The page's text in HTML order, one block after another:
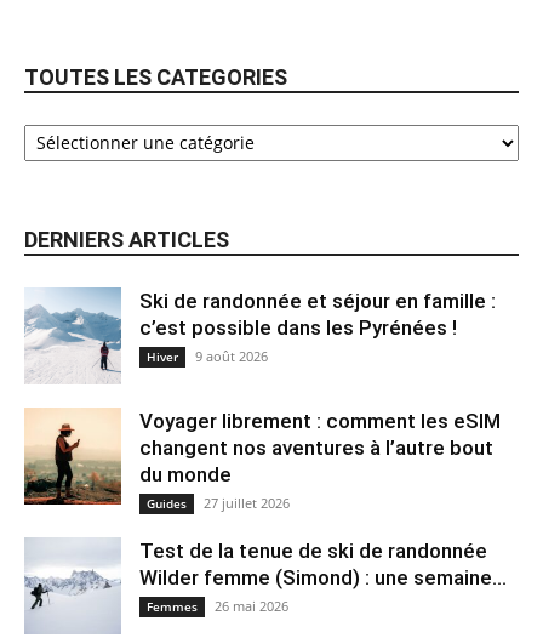
TOUTES LES CATEGORIES
DERNIERS ARTICLES
Ski de randonnée et séjour en famille :
c’est possible dans les Pyrénées !
Hiver 9 août 2026
Voyager librement : comment les eSIM
changent nos aventures à l’autre bout
du monde
Guides 27 juillet 2026
Test de la tenue de ski de randonnée
Wilder femme (Simond) : une semaine...
Femmes 26 mai 2026